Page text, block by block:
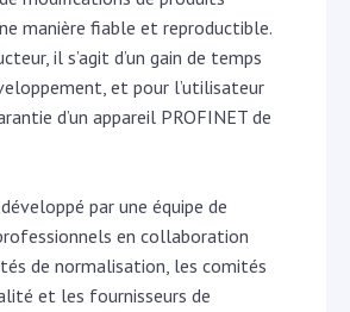
manière fiable et reproductible.
il s’agit d’un gain de temps
et pour l’utilisateur
d’un appareil PROFINET de
par une équipe de
en collaboration
de normalisation, les comités
et les fournisseurs de